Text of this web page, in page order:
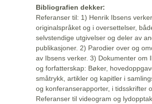
Bibliografien dekker:
Referanser til: 1) Henrik Ibsens
originalspråket og i oversettelser,
selvstendige utgivelser og deler av
publikasjoner. 2) Parodier over og
av Ibsens verker. 3) Dokumenter om
og forfatterskap: Bøker,
småtrykk, artikler og kapitler i
og konferanserapporter, i tidsskrifter
Referanser til videogram og